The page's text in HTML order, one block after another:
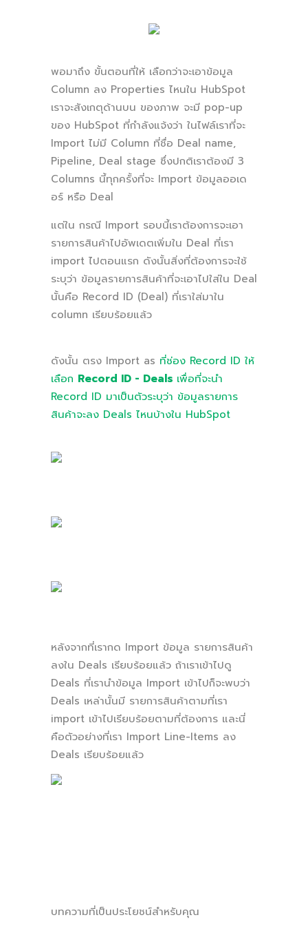
พอมาถึง ขั้นตอนที่ให้ เลือกว่าจะเอาข้อมูล
Column ลง Properties ไหนใน HubSpot
เราจะสังเกตุด้านบน ของภาพ จะมี pop-up
ของ HubSpot ที่กำลังแจ้งว่า ในไฟล์เราที่จะ
Import ไม่มี Column ที่ชื่อ Deal name,
Pipeline, Deal stage ซึ่งปกติเราต้องมี 3
Columns นี้ทุกครั้งที่จะ Import ข้อมูลออเด
อร์ หรือ Deal
แต่ใน กรณี Import รอบนี้เราต้องการจะเอา
รายการสินค้าไปอัพเดตเพิ่มใน Deal ที่เรา
import ไปตอนแรก ดังนั้นสิ่งที่ต้องการจะใช้
ระบุว่า ข้อมูลรายการสินค้าที่จะเอาไปใส่ใน Deal
นั้นคือ Record ID (Deal) ที่เราใส่มาใน
column เรียบร้อยแล้ว
ดังนั้น ตรง Import as ที่ช่อง Record ID ให้
เลือก Record ID - Deals เพื่อที่จะนำ
Record ID มาเป็นตัวระบุว่า ข้อมูลรายการ
สินค้าจะลง Deals ไหนบ้างใน HubSpot
หลังจากที่เรากด Import ข้อมูล รายการสินค้า
ลงใน Deals เรียบร้อยแล้ว ถ้าเราเข้าไปดู
Deals ที่เรานำข้อมูล Import เข้าไปก็จะพบว่า
Deals เหล่านั้นมี รายการสินค้าตามที่เรา
import เข้าไปเรียบร้อยตามที่ต้องการ และนี่
คือตัวอย่างที่เรา Import Line-Items ลง
Deals เรียบร้อยแล้ว
บทความที่เป็นประโยชน์สำหรับคุณ